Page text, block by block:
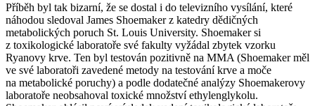
Příběh byl tak bizarní, že se dostal i do televizního vysílání, které
náhodou sledoval James Shoemaker z katedry dědičných
metabolických poruch St. Louis University. Shoemaker si
z toxikologické laboratoře své fakulty vyžádal zbytek vzorku
Ryanovy krve. Ten byl testován pozitivně na MMA (Shoemaker měl
ve své laboratoři zavedené metody na testování krve a moče
na metabolické poruchy) a podle dodatečné analýzy Shoemakerovy
laboratoře neobsahoval toxické množství ethylenglykolu.